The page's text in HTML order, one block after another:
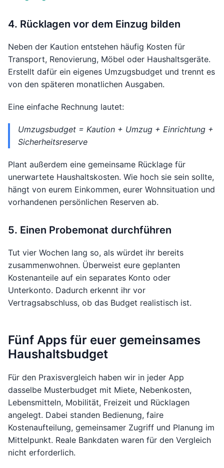
4. Rücklagen vor dem Einzug bilden
Neben der Kaution entstehen häufig Kosten für
Transport, Renovierung, Möbel oder Haushaltsgeräte.
Erstellt dafür ein eigenes Umzugsbudget und trennt es
von den späteren monatlichen Ausgaben.
Eine einfache Rechnung lautet:
Umzugsbudget = Kaution + Umzug + Einrichtung +
Sicherheitsreserve
Plant außerdem eine gemeinsame Rücklage für
unerwartete Haushaltskosten. Wie hoch sie sein sollte,
hängt von eurem Einkommen, eurer Wohnsituation und
vorhandenen persönlichen Reserven ab.
5. Einen Probemonat durchführen
Tut vier Wochen lang so, als würdet ihr bereits
zusammenwohnen. Überweist eure geplanten
Kostenanteile auf ein separates Konto oder
Unterkonto. Dadurch erkennt ihr vor
Vertragsabschluss, ob das Budget realistisch ist.
Fünf Apps für euer gemeinsames
Haushaltsbudget
Für den Praxisvergleich haben wir in jeder App
dasselbe Musterbudget mit Miete, Nebenkosten,
Lebensmitteln, Mobilität, Freizeit und Rücklagen
angelegt. Dabei standen Bedienung, faire
Kostenaufteilung, gemeinsamer Zugriff und Planung im
Mittelpunkt. Reale Bankdaten waren für den Vergleich
nicht erforderlich.